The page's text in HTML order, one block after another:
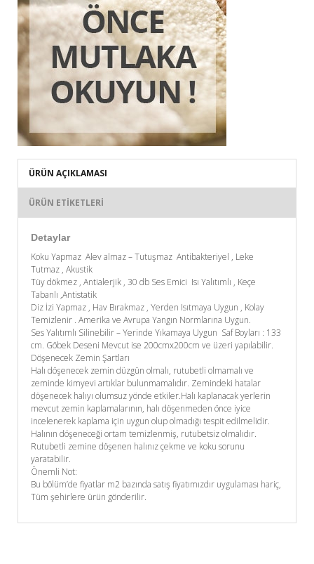
ÜRÜN AÇIKLAMASI
ÜRÜN ETIKETLERI
Detaylar
Koku Yapmaz Alev almaz – Tutuşmaz Antibakteriyel , Leke
Tutmaz , Akustik
Tüy dökmez , Antialerjik , 30 db Ses Emici Isı Yalıtımlı , Keçe
Tabanlı ,Antistatik
Diz İzi Yapmaz , Hav Bırakmaz , Yerden Isıtmaya Uygun , Kolay
Temizlenir . Amerika ve Avrupa Yangın Normlarına Uygun.
Ses Yalıtımlı Silinebilir – Yerinde Yıkamaya Uygun Saf Boyları : 133
cm. Göbek Deseni Mevcut ise 200cmx200cm ve üzeri yapılabilir.
Döşenecek Zemin Şartları
Halı döşenecek zemin düzgün olmalı, rutubetli olmamalı ve
zeminde kimyevi artıklar bulunmamalıdır. Zemindeki hatalar
döşenecek halıyı olumsuz yönde etkiler.Halı kaplanacak yerlerin
mevcut zemin kaplamalarının, halı döşenmeden önce iyice
incelenerek kaplama için uygun olup olmadığı tespit edilmelidir.
Halının döşeneceği ortam temizlenmiş, rutubetsiz olmalıdır.
Rutubetli zemine döşenen halınız çekme ve koku sorunu
yaratabilir.
Önemli Not:
Bu bölüm’de fiyatlar m2 bazında satış fiyatımızdır uygulaması hariç,
Tüm şehirlere ürün gönderilir.